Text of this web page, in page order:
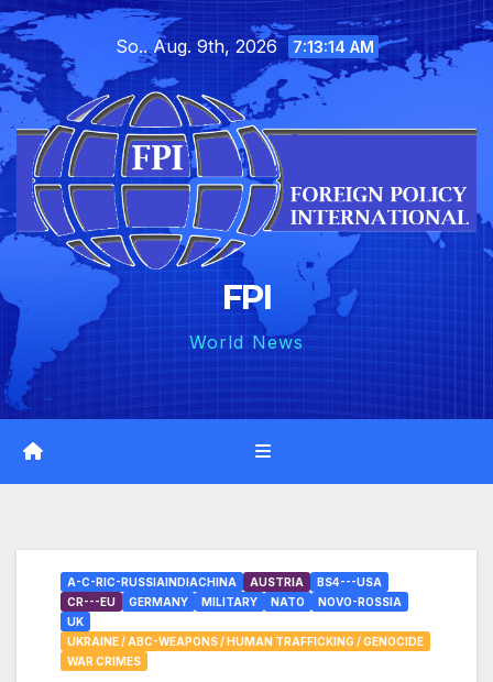
Skip
to
content
So.. Aug. 9th, 2026 7:13:15 AM
FPI
World News
A-C-RIC-RUSSIAINDIACHINA AUSTRIA
BS4---USA
CR---EU
GERMANY MILITARY NATO
NOVO-ROSSIA
UK
UKRAINE / ABC-WEAPONS / HUMAN TRAFFICKING / GENOCIDE
WAR CRIMES